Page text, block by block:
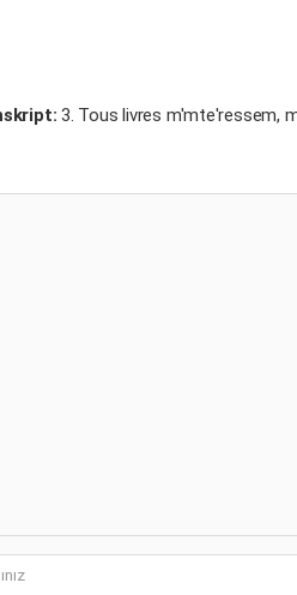
3. Tous livres m'mte'ressem,